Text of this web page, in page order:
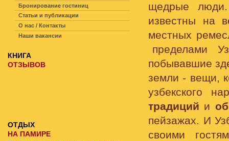
щедрые
известны на
местных
пределами
побывавшие
земли - вещи,
узбекского
традиций и
пейзажах. И
своими
Бронирование гостиниц
Статьи и публикации
О нас / Контакты
Наши вакансии
КНИГА
ОТЗЫВОВ
ОТДЫХ
НА ПАМИРЕ